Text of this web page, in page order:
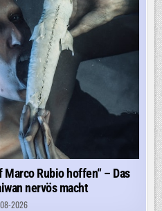
Rubio hoffen“ – Das
nervös macht
2026